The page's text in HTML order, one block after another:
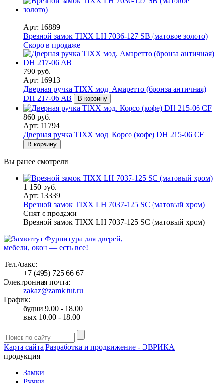
Арт: 16889
Врезной замок TIXX LH 7036-127 SB (матовое золото)
Скоро в продаже
790 руб.
Арт: 16913
Дверная ручка TIXX мод. Амаретто (бронза античная)
DH 217-06 AB
В корзину
860 руб.
Арт: 11794
Дверная ручка TIXX мод. Корсо (кофе) DH 215-06 CF
В корзину
Вы ранее смотрели
1 150 руб.
Арт: 13339
Врезной замок TIXX LH 7037-125 SC (матовый хром)
Снят с продажи
Врезной замок TIXX LH 7037-125 SC (матовый хром)
Фурнитура для дверей,
мебели, окон — есть все!
Тел./факс:
+7 (495) 725 66 67
Электронная почта:
zakaz@zamkitut.ru
График:
будни 9.00 - 18.00
вых 10.00 - 18.00
Карта сайта Разработка и продвижение - ЭВРИКА
продукция
Замки